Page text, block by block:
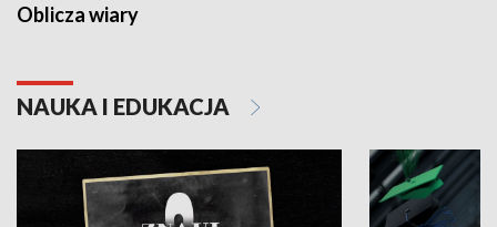
Oblicza wiary
NAUKA I EDUKACJA